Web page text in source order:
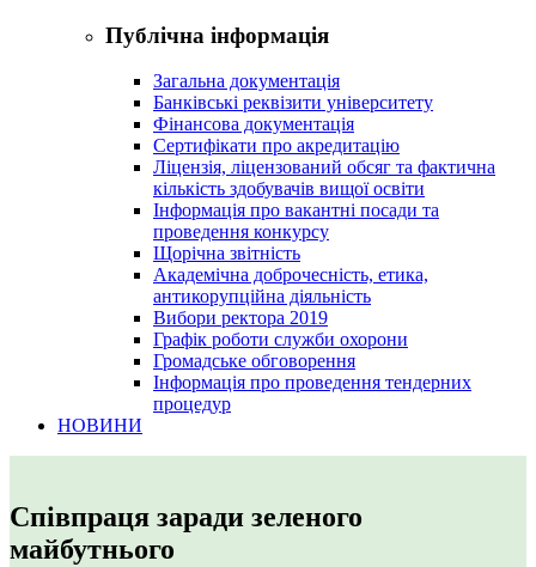
Публічна інформація
Загальна документація
Банківські реквізити університету
Фінансова документація
Сертифікати про акредитацію
Ліцензія, ліцензований обсяг та фактична
кількість здобувачів вищої освіти
Інформація про вакантні посади та
проведення конкурсу
Щорічна звітність
Академічна доброчесність, етика,
антикорупційна діяльність
Вибори ректора 2019
Графік роботи служби охорони
Громадське обговорення
Інформація про проведення тендерних
процедур
НОВИНИ
Співпраця заради зеленого
майбутнього